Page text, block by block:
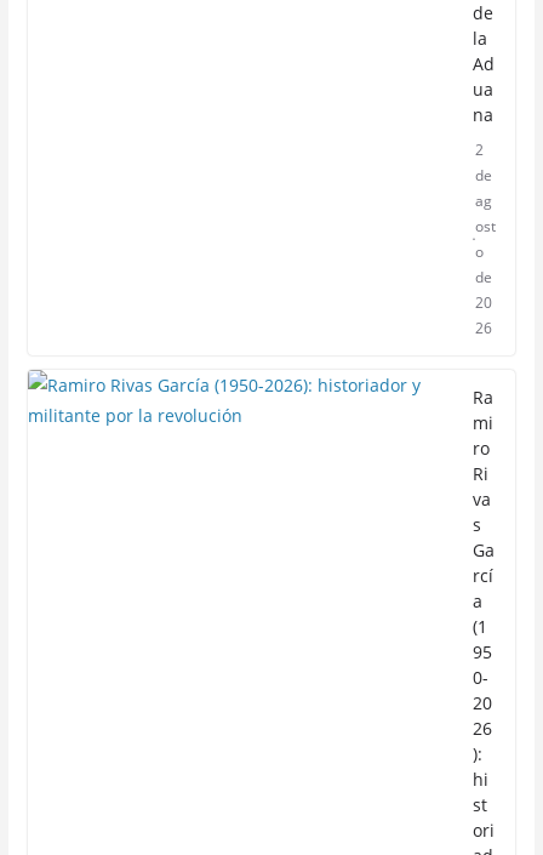
de
la
Ad
ua
na
2
de
ag
ost
o
de
20
26
Ra
mi
ro
Ri
va
s
Ga
rcí
a
(1
95
0-
20
26
):
hi
st
ori